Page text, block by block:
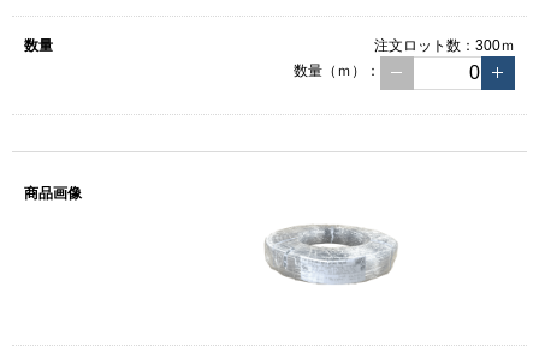
注文ロット数： 300ｍ
数量（ｍ）：